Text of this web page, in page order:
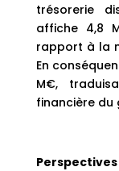
trésorerie
affiche 4,8
rapport à la
En
M€,
financière du